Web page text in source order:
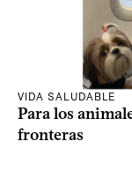
VIDA SALUDABLE
Para los
fronteras